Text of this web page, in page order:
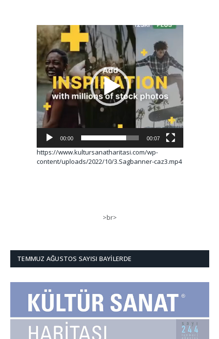
Video
oynatıcı
00:00 00:07
https://www.kultursanatharitasi.com/wp-
content/uploads/2022/10/3.Sagbanner-caz3.mp4
>br>
TEMMUZ AĞUSTOS SAYISI BAYILERDE